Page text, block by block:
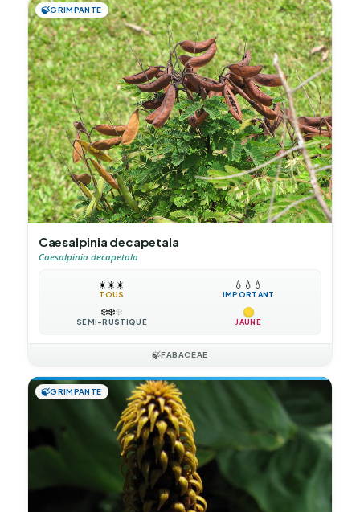
🍃GRIMPANTE
Caesalpinia decapetala
Caesalpinia decapetala
☀️☀️☀️
TOUS
💧 💧 💧
IMPORTANT
❄️❄️❄️
SEMI-RUSTIQUE JAUNE
🍃FABACEAE
🍃GRIMPANTE